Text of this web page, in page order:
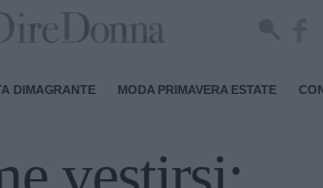
DIMAGRANTE MODA PRIMAVERA ESTATE